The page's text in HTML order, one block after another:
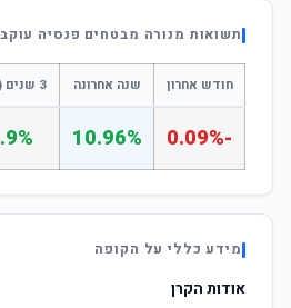
תשואות מנורה מבטחים פנסיה
חודש אחרון שנה אחרונה 3 שנים (שנתי)
-0.09%
10.96%
מידע כללי על הקופה
אודות הקרן